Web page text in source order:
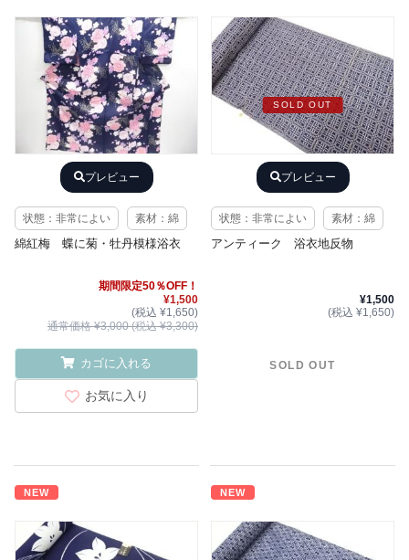
プレビュー
状態：非常によい 素材：綿
綿紅梅 蝶に菊・牡丹模様浴衣
期間限定50％OFF！
¥1,500
(税込 ¥1,650)
通常価格 ¥3,000 (税込 ¥3,300)
カゴに入れる
お気に入り
SOLD OUT
プレビュー
状態：非常によい 素材：綿
アンティーク 浴衣地反物
¥1,500
(税込 ¥1,650)
SOLD OUT
NEW NEW